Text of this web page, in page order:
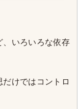
、いろいろな依存
けではコントロ